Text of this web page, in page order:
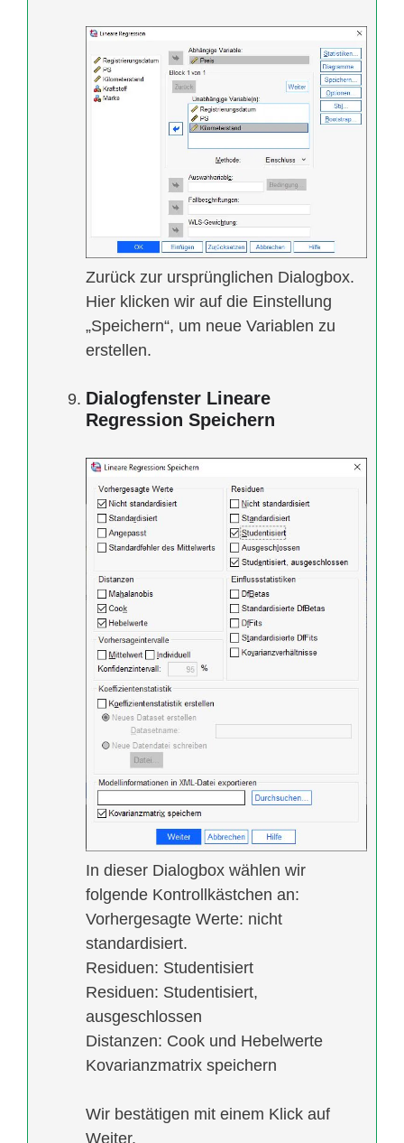
Zurück zur ursprünglichen Dialogbox.
Hier klicken wir auf die Einstellung
„Speichern“, um neue Variablen zu
erstellen.
Dialogfenster Lineare
Regression Speichern
In dieser Dialogbox wählen wir
folgende Kontrollkästchen an:
Vorhergesagte Werte: nicht
standardisiert.
Residuen: Studentisiert
Residuen: Studentisiert,
ausgeschlossen
Distanzen: Cook und Hebelwerte
Kovarianzmatrix speichern
Wir bestätigen mit einem Klick auf
Weiter.